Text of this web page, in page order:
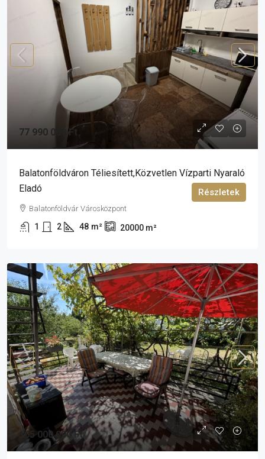
77 990 000 Ft
Balatonföldváron Téliesített,közvetlen Vízparti Nyaraló
Eladó
Balatonföldvár Városközpont
1 2 48 m² 20000 m²
Részletek
165 000 000 Ft